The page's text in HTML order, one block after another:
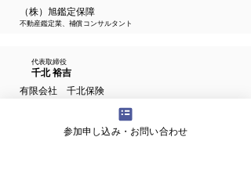
（株）旭鑑定保障
不動産鑑定業、補償コンサルタント
代表取締役
千北 裕吉
有限会社 千北保険
参加申し込み・お問い合わせ